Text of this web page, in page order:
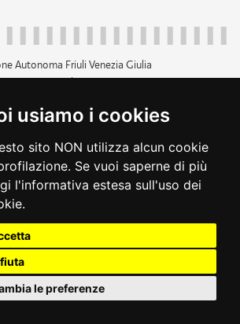
usiamo i cookies
sito NON utilizza alcun cookie
Se vuoi saperne di più
l'informativa estesa sull'uso dei
le preferenze
Autonoma Friuli Venezia Giulia
p.iva 00526040324
+39 040 3771111
trasparente
legali accessibilità
dichiarazione di
| feedback
cambio preferenze cookie
ufficio stampa e comunicazione